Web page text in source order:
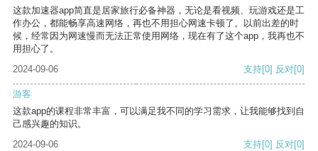
这款加速器app简直是居家旅行必备神器，无论是看视频、玩游戏还是工
作办公，都能畅享高速网络，再也不用担心网速卡顿了。以前出差的时
候，经常因为网速慢而无法正常使用网络，现在有了这个app，我再也不
用担心了。
2024-09-06
支持[0] 反对[0]
游客
这款app的课程非常丰富，可以满足我不同的学习需求，让我能够找到自
己感兴趣的知识。
2024-09-06
支持[0] 反对[0]